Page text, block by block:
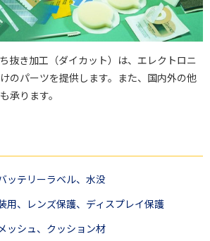
抜き加工（ダイカット）は、エレクトロニ
のパーツを提供します。また、国内外の他
承ります。
ッテリーラベル、水没
用、レンズ保護、ディスプレイ保護
ッシュ、クッション材